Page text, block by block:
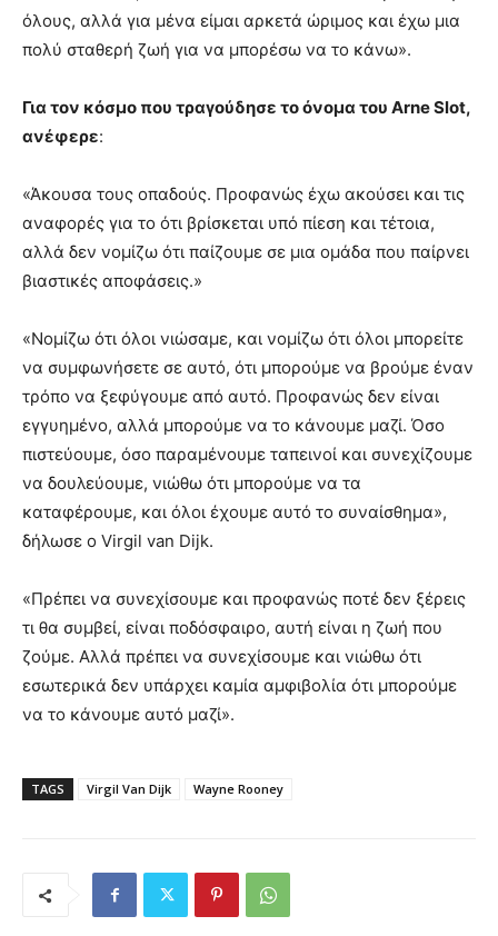
όλους, αλλά για μένα είμαι αρκετά ώριμος και έχω μια
πολύ σταθερή ζωή για να μπορέσω να το κάνω».
Για τον κόσμο που τραγούδησε το όνομα του Arne Slot,
ανέφερε:
«Άκουσα τους οπαδούς. Προφανώς έχω ακούσει και τις
αναφορές για το ότι βρίσκεται υπό πίεση και τέτοια,
αλλά δεν νομίζω ότι παίζουμε σε μια ομάδα που παίρνει
βιαστικές αποφάσεις.»
«Νομίζω ότι όλοι νιώσαμε, και νομίζω ότι όλοι μπορείτε
να συμφωνήσετε σε αυτό, ότι μπορούμε να βρούμε έναν
τρόπο να ξεφύγουμε από αυτό. Προφανώς δεν είναι
εγγυημένο, αλλά μπορούμε να το κάνουμε μαζί. Όσο
πιστεύουμε, όσο παραμένουμε ταπεινοί και συνεχίζουμε
να δουλεύουμε, νιώθω ότι μπορούμε να τα
καταφέρουμε, και όλοι έχουμε αυτό το συναίσθημα»,
δήλωσε ο Virgil van Dijk.
«Πρέπει να συνεχίσουμε και προφανώς ποτέ δεν ξέρεις
τι θα συμβεί, είναι ποδόσφαιρο, αυτή είναι η ζωή που
ζούμε. Αλλά πρέπει να συνεχίσουμε και νιώθω ότι
εσωτερικά δεν υπάρχει καμία αμφιβολία ότι μπορούμε
να το κάνουμε αυτό μαζί».
TAGS Virgil Van Dijk Wayne Rooney